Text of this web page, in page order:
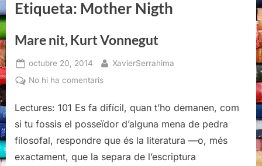
Etiqueta: Mother Nigth
Mare nit, Kurt Vonnegut
Posted
on
octubre 20, 2014 By
XavierSerrahima
No hi ha comentarisa
nit,
Kurt
Lectures: 101 Es fa difícil, quan t’ho demanen, com
si tu fossis el posseïdor d’alguna mena de pedra
filosofal, respondre que és la literatura —o, més
exactament, que la separa de l’escriptura